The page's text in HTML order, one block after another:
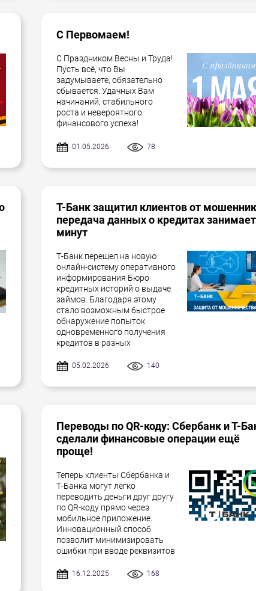
С Первомаем!
С Праздником Весны и Труда!
Пусть всё, что Вы
задумываете, обязательно
сбывается. Удачных Вам
начинаний, стабильного
роста и невероятного
финансового успеха!
01.05.2026 78
Т-Банк защитил клиентов от
передача данных о кредитах
минут
Т-Банк перешел на новую
онлайн-систему оперативного
информирования Бюро
кредитных историй о выдаче
займов. Благодаря этому
стало возможным быстрое
обнаружение попыток
одновременного получения
кредитов в разных
05.02.2026 140
Переводы по QR-коду: Сбербанк и Т-
сделали финансовые операции ещё
проще!
Теперь клиенты Сбербанка и
Т-Банка могут легко
переводить деньги друг другу
по QR-коду прямо через
мобильное приложение.
Инновационный способ
позволит минимизировать
ошибки при вводе реквизитов
16.12.2025 168